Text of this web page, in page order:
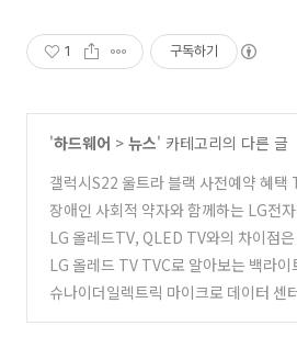
1 구독하기
'하드웨어 > 뉴스' 카테고리의 다른 글
갤럭시S22 울트라 블랙 사전예약 혜택
플러스 휴대폰 파손 보험까지
(285)
장애인 사회적 약자와 함께하는 LG전
업에 대해서 알아보자
(3)
LG 올레드TV, QLED TV와의 차이점
가? 또 완벽한 8K TV란? (0)
LG 올레드 TV TVC로 알아보는 백라이
서 더 좋은 이유 (5)
슈나이더일렉트릭 마이크로 데이터 센